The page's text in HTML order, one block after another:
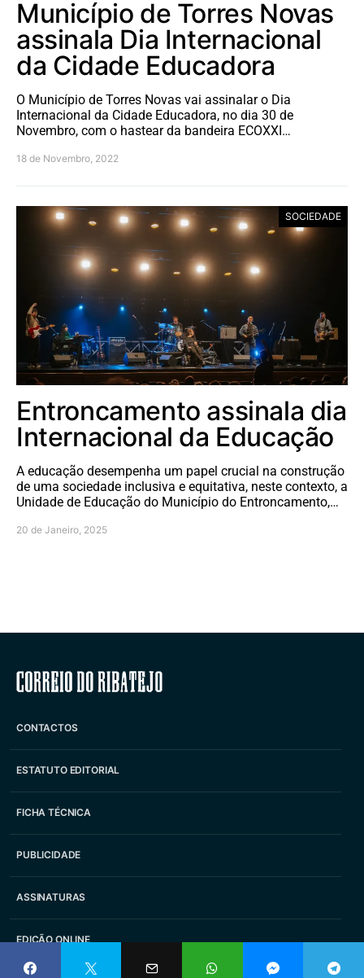
Município de Torres Novas
assinala Dia Internacional
da Cidade Educadora
O Município de Torres Novas vai assinalar o Dia
Internacional da Cidade Educadora, no dia 30 de
Novembro, com o hastear da bandeira ECOXXI…
18 de Novembro, 2022
SOCIEDADE
Entroncamento assinala dia
Internacional da Educação
A educação desempenha um papel crucial na construção
de uma sociedade inclusiva e equitativa, neste contexto, a
Unidade de Educação do Município do Entroncamento,…
20 de Janeiro, 2025
Correio do Ribatejo
CONTACTOS
ESTATUTO EDITORIAL
FICHA TÉCNICA
PUBLICIDADE
ASSINATURAS
EDIÇÃO ONLINE